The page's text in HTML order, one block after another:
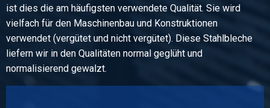
Bruttopreis
Wählen Sie
Artikelnummer
2300-0010-218
Beschreibung
ist dies die am häufigsten verwendete Qualität. Sie wird
vielfach für den Maschinenbau und Konstruktionen
verwendet (vergütet und nicht vergütet). Diese Stahlbleche
liefern wir in den Qualitäten normal geglüht und
normalisierend gewalzt.